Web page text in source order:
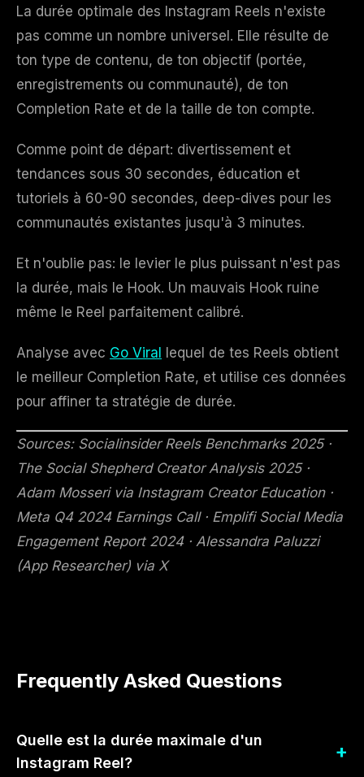
La durée optimale des Instagram Reels n'existe
pas comme un nombre universel. Elle résulte de
ton type de contenu, de ton objectif (portée,
enregistrements ou communauté), de ton
Completion Rate et de la taille de ton compte.
Comme point de départ: divertissement et
tendances sous 30 secondes, éducation et
tutoriels à 60-90 secondes, deep-dives pour les
communautés existantes jusqu'à 3 minutes.
Et n'oublie pas: le levier le plus puissant n'est pas
la durée, mais le Hook. Un mauvais Hook ruine
même le Reel parfaitement calibré.
Analyse avec Go Viral
lequel de tes Reels obtient
le meilleur Completion Rate, et utilise ces données
pour affiner ta stratégie de durée.
Sources: Socialinsider Reels Benchmarks 2025 ·
The Social Shepherd Creator Analysis 2025 ·
Adam Mosseri via Instagram Creator Education ·
Meta Q4 2024 Earnings Call · Emplifi Social Media
Engagement Report 2024 · Alessandra Paluzzi
(App Researcher) via X
Frequently Asked Questions
Quelle est la durée maximale d'un
Instagram Reel?